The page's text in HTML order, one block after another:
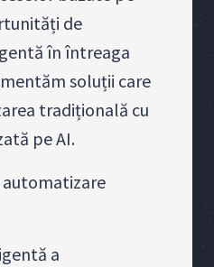
de
în întreaga
soluții care
tradițională cu
pe AI.
a